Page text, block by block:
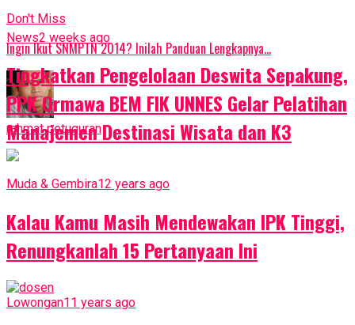
Don't Miss
Ingin Ikut SNMPTN 2014? Inilah Panduan Lengkapnya…
rahmat petuguran
News2 weeks ago
Tingkatkan Pengelolaan Deswita Sepakung,
PPK Ormawa BEM FIK UNNES Gelar Pelatihan
Manajemen Destinasi Wisata dan K3
Muda & Gembira12 years ago
Kalau Kamu Masih Mendewakan IPK Tinggi,
Renungkanlah 15 Pertanyaan Ini
Lowongan11 years ago